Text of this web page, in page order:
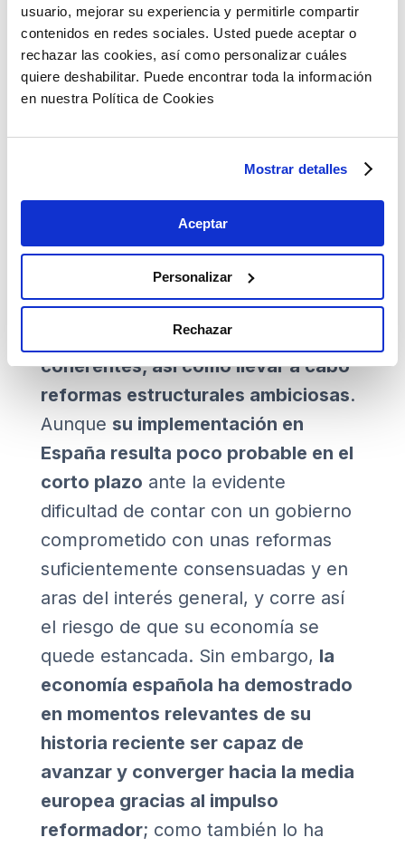
usuario, mejorar su experiencia y permitirle compartir
contenidos en redes sociales. Usted puede aceptar o
rechazar las cookies, así como personalizar cuáles
quiere deshabilitar. Puede encontrar toda la información
en nuestra Política de Cookies
Mostrar detalles
Aceptar
Personalizar
Rechazar
afrontar algunos de estos retos
empresarialeshay que considerar a
los fondos Next Generation EU
plazo. Terminarán llegando al sector
privado y facilitando la inversión.
En todo ello el sector público tiene
también un papel relevante.El
fomento de un crecimiento
económico sostenido requiere una
política monetaria y fiscal
coherentes, así como llevar a cabo
reformas estructurales ambiciosas.
Aunque su implementación en
España resulta poco probable en el
corto plazo ante la evidente
dificultad de contar con un gobierno
comprometido con unas reformas
suficientemente consensuadas y en
aras del interés general, y corre así
el riesgo de que su economía se
quede estancada. Sin embargo, la
economía española ha demostrado
en momentos relevantes de su
historia reciente ser capaz de
avanzar y converger hacia la media
europea gracias al impulso
reformador; como también lo ha